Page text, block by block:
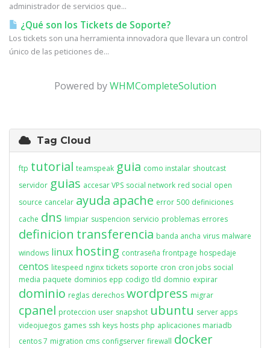
administrador de servicios que...
¿Qué son los Tickets de Soporte?
Los tickets son una herramienta innovadora que llevara un control
único de las peticiones de...
Powered byWHMCompleteSolution
Tag Cloud
ftp tutorial teamspeak guia como instalar shoutcast
servidor guias accesar VPS social network red social open
source cancelar ayuda apache error 500 definiciones
cache dns limpiar suspencion servicio problemas errores
definicion transferencia banda ancha virus malware
windows linux hosting contraseña frontpage hospedaje
centos litespeed nginx tickets soporte cron cron jobs social
media paquete dominios epp codigo tld domnio expirar
dominio reglas derechos wordpress migrar
cpanel proteccion user snapshot ubuntu server apps
videojuegos games ssh keys hosts php aplicaciones mariadb
centos 7 migration cms configserver firewall docker